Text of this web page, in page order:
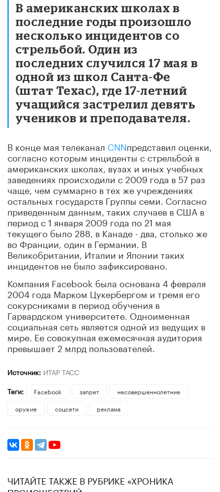
В американских школах в
последние годы произошло
несколько инцидентов со
стрельбой. Один из
последних случился 17 мая в
одной из школ Санта-Фе
(штат Техас), где 17-летний
учащийся застрелил девять
учеников и преподавателя.
В конце мая телеканал CNNпредставил оценки,
согласно которым инциденты с стрельбой в
американских школах, вузах и иных учебных
заведениях происходили с 2009 года в 57 раз
чаще, чем суммарно в тех же учреждениях
остальных государств Группы семи. Согласно
приведенным данным, таких случаев в США в
период с 1 января 2009 года по 21 мая
текущего было 288, в Канаде - два, столько же
во Франции, один в Германии. В
Великобритании, Италии и Японии таких
инцидентов не было зафиксировано.
Компания Facebook была основана 4 февраля
2004 года Марком Цукербергом и тремя его
сокурсниками в период обучения в
Гарвардском университете. Одноименная
социальная сеть является одной из ведущих в
мире. Ее совокупная ежемесячная аудитория
превышает 2 млрд пользователей.
Источник: ИТАР ТАСС
Теги:
Facebook запрет
несовершеннолетние
оружие
соцсети реклама
ЧИТАЙТЕ ТАКЖЕ В РУБРИКЕ «ХРОНИКА